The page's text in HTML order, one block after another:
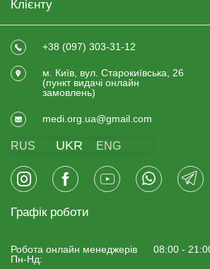
Клієнту
+38 (097) 303-31-12
м. Київ, вул. Старокиївська, 26
(пункт видачi онлайн
замовлень)
medi.org.ua@gmail.com
RUS UKR ENG
Графік роботи
Робота онлайн менеджерiв
Пн-Нд:
08:00 -